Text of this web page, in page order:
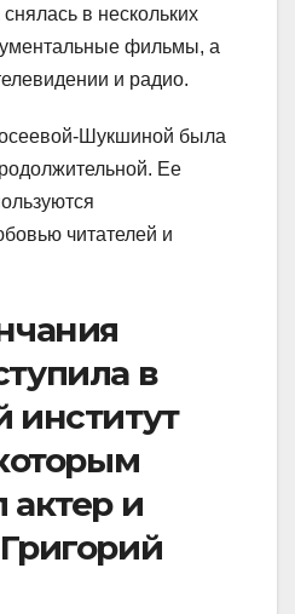
в нескольких
фильмы, а
и радио.
Шукшиной была
Ее
читателей и
в
институт
актер и